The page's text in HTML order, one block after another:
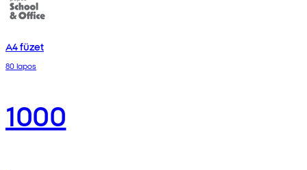
A4 füzet
80 lapos
1000